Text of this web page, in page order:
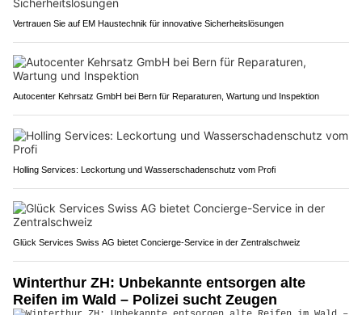
Vertrauen Sie auf EM Haustechnik für innovative Sicherheitslösungen
Autocenter Kehrsatz GmbH bei Bern für Reparaturen, Wartung und Inspektion
Holling Services: Leckortung und Wasserschadenschutz vom Profi
Glück Services Swiss AG bietet Concierge-Service in der Zentralschweiz
Winterthur ZH: Unbekannte entsorgen alte
Reifen im Wald – Polizei sucht Zeugen